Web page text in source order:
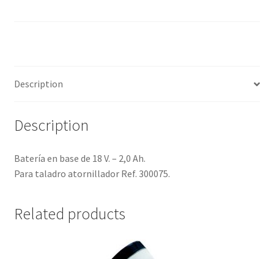
Description
Description
Batería en base de 18 V. – 2,0 Ah.
Para taladro atornillador Ref. 300075.
Related products